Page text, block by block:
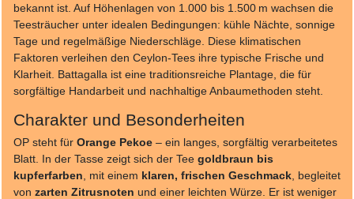
bekannt ist. Auf Höhenlagen von 1.000 bis 1.500 m wachsen die
Teesträucher unter idealen Bedingungen: kühle Nächte, sonnige
Tage und regelmäßige Niederschläge. Diese klimatischen
Faktoren verleihen den Ceylon-Tees ihre typische Frische und
Klarheit. Battagalla ist eine traditionsreiche Plantage, die für
sorgfältige Handarbeit und nachhaltige Anbaumethoden steht.
Charakter und Besonderheiten
OP steht für Orange Pekoe – ein langes, sorgfältig verarbeitetes
Blatt. In der Tasse zeigt sich der Tee goldbraun bis
kupferfarben , mit einem klaren, frischen Geschmack , begleitet
von zarten Zitrusnoten und einer leichten Würze. Er ist weniger